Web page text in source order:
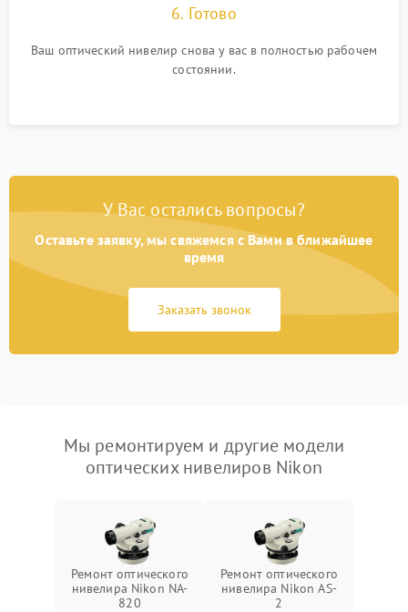
6. Готово
Ваш оптический нивелир снова у вас в полностью рабочем
состоянии.
У Вас остались вопросы?
Оставьте заявку, мы свяжемся с Вами в ближайшее
время
Заказать звонок
Мы ремонтируем и другие модели
оптических нивелиров Nikon
Ремонт оптического
нивелира Nikon NA-
820
Ремонт оптического
нивелира Nikon AS-
2